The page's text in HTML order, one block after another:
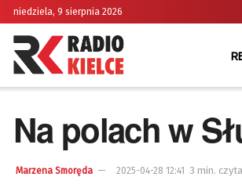
niedziela, 9 sierpnia 2026
Na polach w
Marzena Smoręda 2025-04-28 12:41 3 min.